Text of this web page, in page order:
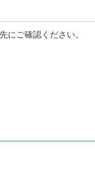
ご確認ください。